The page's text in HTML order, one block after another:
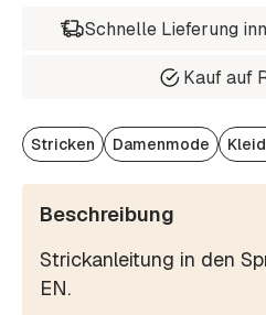
Schnelle Lieferung
Kauf auf
Stricken Damenmode
Beschreibung
Strickanleitung in den
EN.